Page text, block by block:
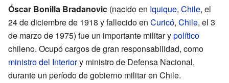
Óscar Bonilla Bradanovic (nacido en Iquique, Chile, el
24 de diciembre de 1918 y fallecido en Curicó, Chile, el 3
de marzo de 1975) fue un importante militar ypolítico
chileno. Ocupó cargos de gran responsabilidad, como
ministro del Interiory ministro de Defensa Nacional,
durante un período de gobierno militar en Chile.